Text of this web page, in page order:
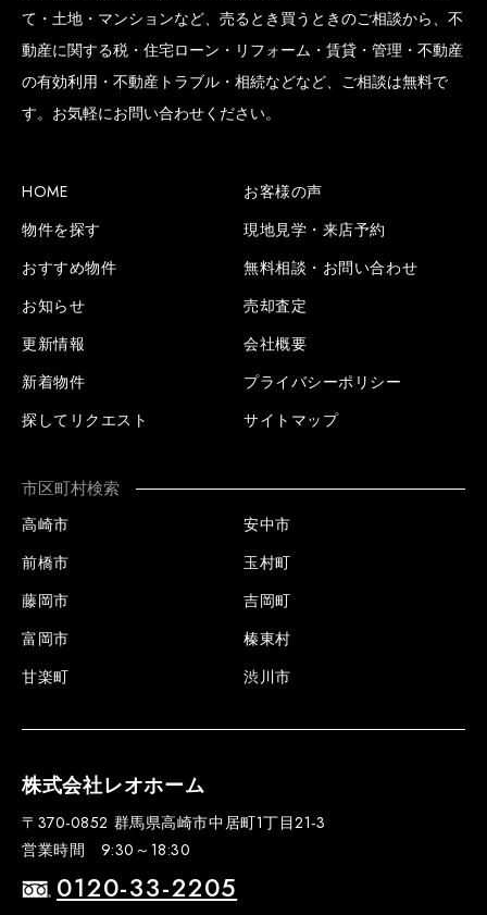
て・土地・マンションなど、売るとき買うときのご相談から、不
動産に関する税・住宅ローン・リフォーム・賃貸・管理・不動産
の有効利用・不動産トラブル・相続などなど、ご相談は無料で
す。お気軽にお問い合わせください。
HOME
物件を探す
おすすめ物件
お知らせ
更新情報
新着物件
探してリクエスト
お客様の声
現地見学・来店予約
無料相談・お問い合わせ
売却査定
会社概要
プライバシーポリシー
サイトマップ
市区町村検索
高崎市
前橋市
藤岡市
富岡市
甘楽町
安中市
玉村町
吉岡町
榛東村
渋川市
株式会社レオホーム
〒370-0852 群馬県高崎市中居町1丁目21-3
営業時間 9:30～18:30
0120-33-2205